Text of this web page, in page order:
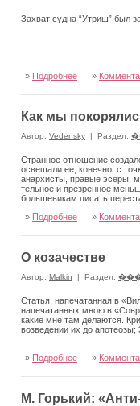
Захват судна “Утриш” был
» Подробнее »
Как мы
Автор: Vedensky | Раздел:
Странное отношение
освещали ее, конеч­но, с
анархисты, правые эсеры,
тельное и презренное
большеви­кам писать
» Подробнее »
О козачестве
Автор: Malkin | Раздел:
Статья, напечатанная в
напечатанных мною в
какие мне там делаются.
возведении их до
» Подробнее »
М. Горький: